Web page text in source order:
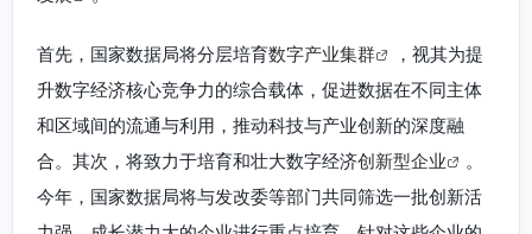
首先，国家数据局将分层培育数字产业集群
，视其为提
升数字经济核心竞争力的综合载体，促进数据在不同主体
和区域间的流通与利用，推动科技与产业创新的深度融
合。其次，将致力于培育和壮大数字经济创新型企业
。
今年，国家数据局将与发改委等部门共同筛选一批创新活